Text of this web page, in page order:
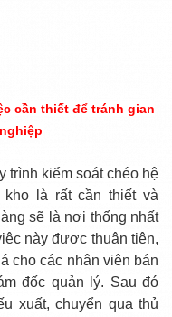
cần thiết để tránh gian
trình kiểm soát chéo hệ
là rất cần thiết và
sẽ là nơi thống nhất
này được thuận tiện,
cho các nhân viên bán
đốc quản lý. Sau đó
xuất, chuyển qua thủ